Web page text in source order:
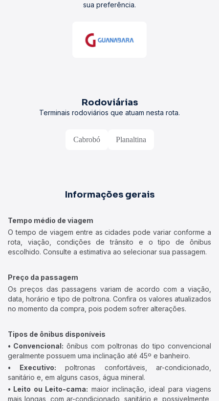
sua preferência.
Rodoviárias
Terminais rodoviários que atuam nesta rota.
Cabrobó Planaltina
Informações gerais
Tempo médio de viagem
O tempo de viagem entre as cidades pode variar conforme a
rota, viação, condições de trânsito e o tipo de ônibus
escolhido. Consulte a estimativa ao selecionar sua passagem.
Preço da passagem
Os preços das passagens variam de acordo com a viação,
data, horário e tipo de poltrona. Confira os valores atualizados
no momento da compra, pois podem sofrer alterações.
Tipos de ônibus disponíveis
• Convencional: ônibus com poltronas do tipo convencional
geralmente possuem uma inclinação até 45º e banheiro.
• Executivo: poltronas confortáveis, ar-condicionado,
sanitário e, em alguns casos, água mineral.
• Leito ou Leito-cama: maior inclinação, ideal para viagens
mais longas, com ar-condicionado, sanitário e, possivelmente,